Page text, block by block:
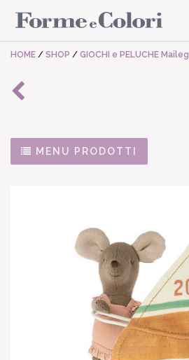
HOME / SHOP / GIOCHI e PELUCHE Maileg
MENU PRODOTTI